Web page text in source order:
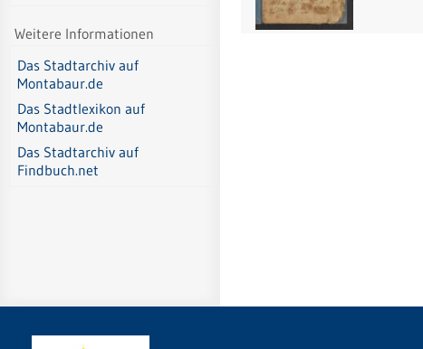
Weitere Informationen
Das Stadtarchiv auf
Montabaur.de
Das Stadtlexikon auf
Montabaur.de
Das Stadtarchiv auf
Findbuch.net